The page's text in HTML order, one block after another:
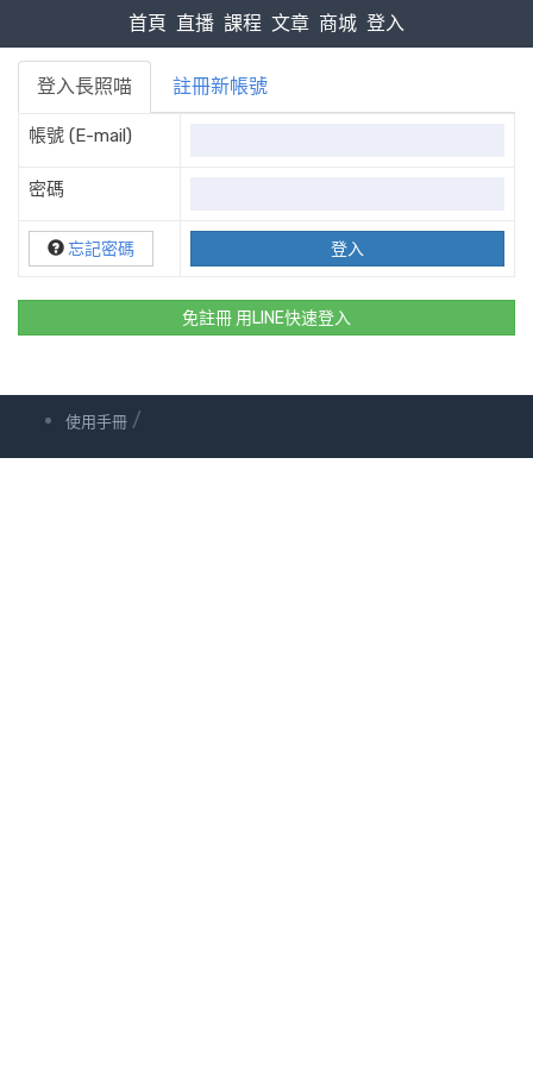
首頁 直播 課程 文章 商城 登入
登入長照喵 註冊新帳號
帳號 (E-mail)
密碼
忘記密碼
免註冊 用LINE快速登入
使用手冊 /